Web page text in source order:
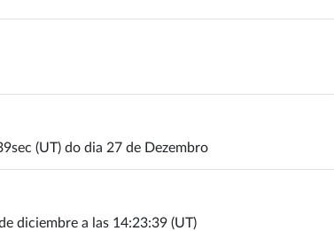
(UT) do dia 27 de Dezembro
diciembre a las 14:23:39 (UT)